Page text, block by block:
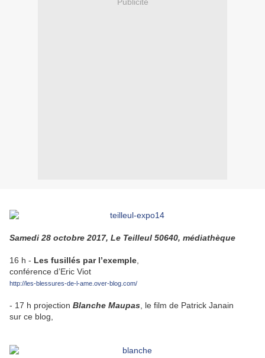
Samedi 28 octobre 2017, Le Teilleul 50640, médiathèque
16 h - Les fusillés par l’exemple
conférence d’Eric Viot
http://les-blessures-de-l-ame.over-blog.com/
- 17 h projection Blanche Maupas , le film de Patrick Janain
sur ce blog,